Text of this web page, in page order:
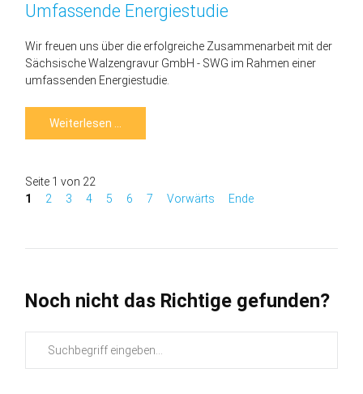
Umfassende Energiestudie
Wir freuen uns über die erfolgreiche Zusammenarbeit mit der
Sächsische Walzengravur GmbH - SWG im Rahmen einer
umfassenden Energiestudie.
Weiterlesen …
Seite 1 von 22
1
2 3 4 5 6 7 Vorwärts Ende
Noch nicht das Richtige gefunden?